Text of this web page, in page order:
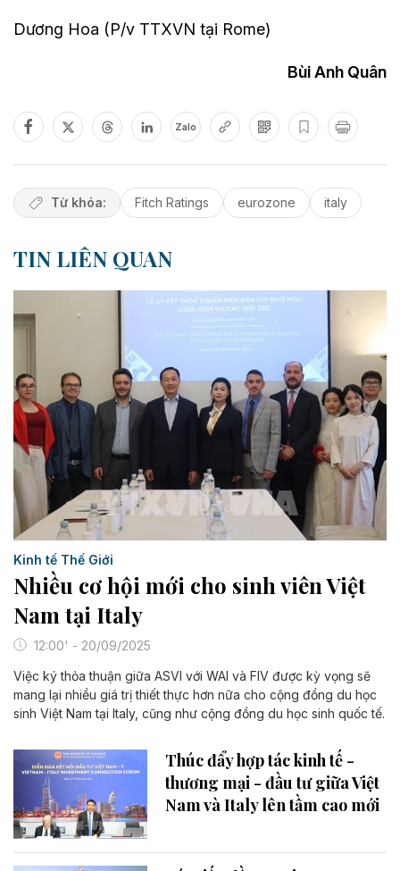
Dương Hoa (P/v TTXVN tại Rome)
Bùi Anh Quân
Zalo
Từ khóa: Fitch Ratings eurozone italy
TIN LIÊN QUAN
Kinh tế Thế Giới
Nhiều cơ hội mới cho sinh viên Việt
Nam tại Italy
12:00' - 20/09/2025
Việc ký thỏa thuận giữa ASVI với WAI và FIV được kỳ vọng sẽ
mang lại nhiều giá trị thiết thực hơn nữa cho cộng đồng du học
sinh Việt Nam tại Italy, cũng như cộng đồng du học sinh quốc tế.
Thúc đẩy hợp tác kinh tế -
thương mại - đầu tư giữa Việt
Nam và Italy lên tầm cao mới